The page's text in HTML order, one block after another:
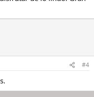
#4